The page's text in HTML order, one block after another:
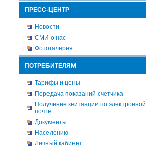
ПРЕСС-ЦЕНТР
Новости
СМИ о нас
Фотогалерея
ПОТРЕБИТЕЛЯМ
Тарифы и цены
Передача показаний счетчика
Получение квитанции по электронной
почте
Документы
Населению
Личный кабинет